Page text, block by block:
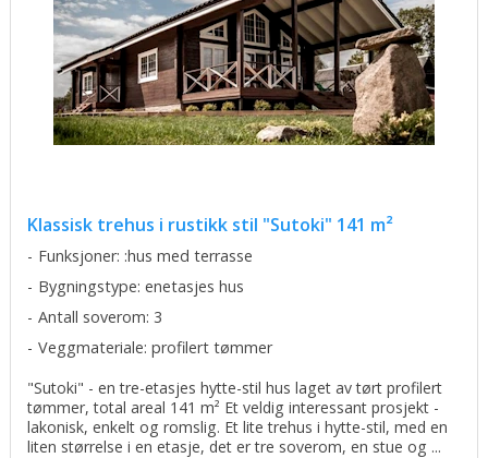
Klassisk trehus i rustikk stil "Sutoki" 141 m²
Funksjoner: :hus med terrasse
Bygningstype: enetasjes hus
Antall soverom: 3
Veggmateriale: profilert tømmer
"Sutoki" - en tre-etasjes hytte-stil hus laget av tørt profilert
tømmer, total areal 141 m² Et veldig interessant prosjekt -
lakonisk, enkelt og romslig. Et lite trehus i hytte-stil, med en
liten størrelse i en etasje, det er tre soverom, en stue og ...